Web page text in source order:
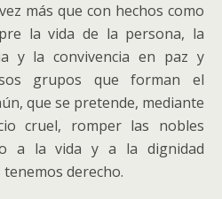
más que con hechos como
la vida de la persona, la
y la convivencia en paz y
grupos que forman el
que se pretende, mediante
cruel, romper las nobles
a la vida y a la dignidad
derecho.